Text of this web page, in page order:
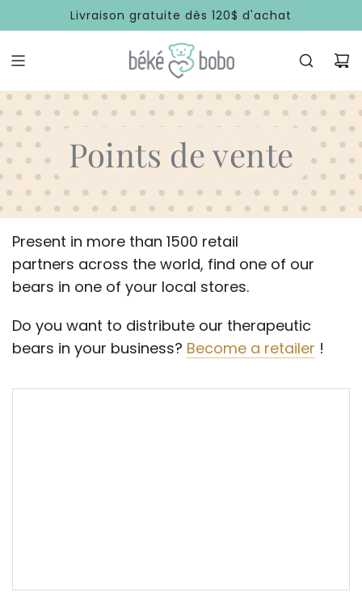
Livraison gratuite dès 120$ d'achat
Points de vente
Present in more than 1500 retail
partners across the world, find one of our
bears in one of your local stores.
Do you want to distribute our therapeutic
bears in your business? Become a retailer !